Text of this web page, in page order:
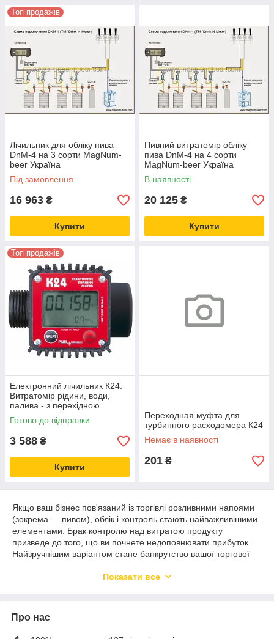
Топ продажів
Лічильник для обліку пива
DnM-4 на 3 сорти MagNum-
beer Україна
Під замовлення
16 963 ₴
Купити
Пивний витратомір обліку
пива DnM-4 на 4 сорти
MagNum-beer Україна
В наявності
20 125 ₴
Купити
Топ продажів
Електронний лічильник К24.
Витратомір рідини, води,
палива - з перехідною
муфтою в комплекті.
Готово до відправки
3 588 ₴
Купити
Переходная муфта для
турбинного расходомера К24
Немає в наявності
201 ₴
Якщо ваш бізнес пов'язаний із торгівлі розливними напоями
(зокрема — пивом), облік і контроль стають найважливішими
елементами. Брак контролю над витратою продукту
призведе до того, що ви почнете недоповнювати прибуток.
Найзручнішим варіантом стане банкрутство вашої торгової
Вам просто необхідно вибрати та встановити пивні
«витрату» просто неможливо. Зважувати кеги марно — це не
дасть змогу вам дізнатися точний об'єм рідини.
Витрати рідини, встановлені на кожну лінію подавання
Показати все
Про нас